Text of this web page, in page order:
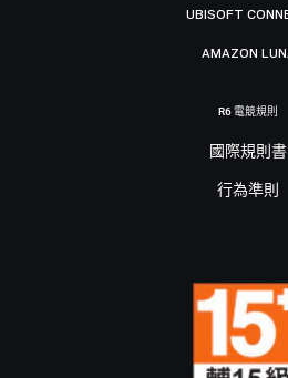
UBISOFT
AMAZON
R6 電競規則
國際規則書
行為準則